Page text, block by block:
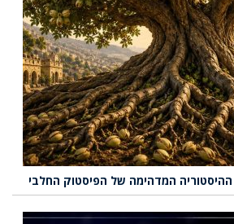
ההיסטוריה המדהימה של הפיסטוק החלבי